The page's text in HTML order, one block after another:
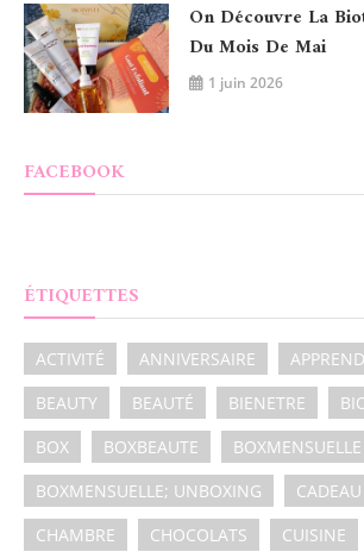
On Découvre La
Du Mois De Mai
1 juin 2026
FACEBOOK
ÉTIQUETTES
ACTIVITÉ ANNIVERSAIRE
BEAUTY
BEAUTÉ BIENETRE
BOX
BOXBEAUTE
BOXMENSUELLE
BOXMENSUELLE; UNBOXING
CADEAU
CHAMBRE
CHOCOLATS CUISINE